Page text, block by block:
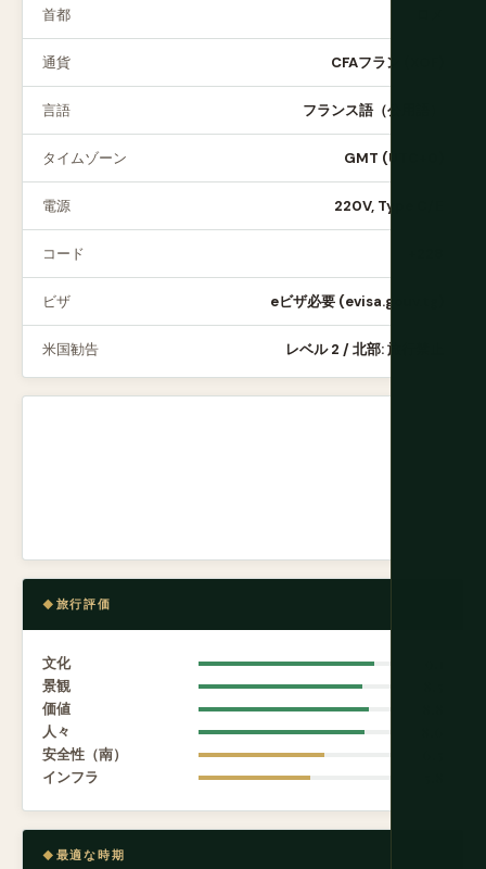
首都
通貨 CFAフラン (XOF)
言語 フランス語（公用語）
タイムゾーン GMT (UTC+0)
電源 220V, Type C/E
コード
ビザ eビザ必要 (evisa.gouv.tg)
米国勧告 レベル 2 / 北部: 旅行禁止
旅行評価
文化
景観
価値
人々
安全性（南）
インフラ
最適な時期